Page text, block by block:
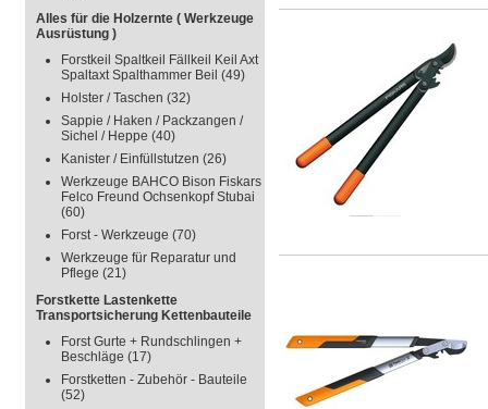
Alles für die Holzernte ( Werkzeuge
Ausrüstung )
Forstkeil Spaltkeil Fällkeil Keil Axt
Spaltaxt Spalthammer Beil (49)
Holster / Taschen (32)
Sappie / Haken / Packzangen /
Sichel / Heppe (40)
Kanister / Einfüllstutzen (26)
Werkzeuge BAHCO Bison Fiskars
Felco Freund Ochsenkopf Stubai
(60)
Forst - Werkzeuge (70)
Werkzeuge für Reparatur und
Pflege (21)
Forstkette Lastenkette
Transportsicherung Kettenbauteile
Forst Gurte + Rundschlingen +
Beschläge (17)
Forstketten - Zubehör - Bauteile
(52)